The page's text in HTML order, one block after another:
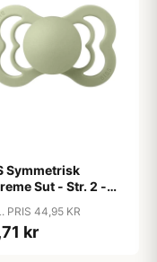
Symmetrisk
Sut - Str. 2 -
PRIS 44,95 KR
kr